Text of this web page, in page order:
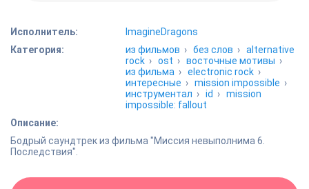
Исполнитель:
ImagineDragons
Категория:
из фильмов ›без слов ›alternative
rock ›ost ›восточные мотивы ›
из фильма ›electronic rock ›
интересные ›mission impossible ›
инструментал ›id ›mission
impossible: fallout
Описание:
Бодрый саундтрек из фильма "Миссия невыполнима 6.
Последствия".